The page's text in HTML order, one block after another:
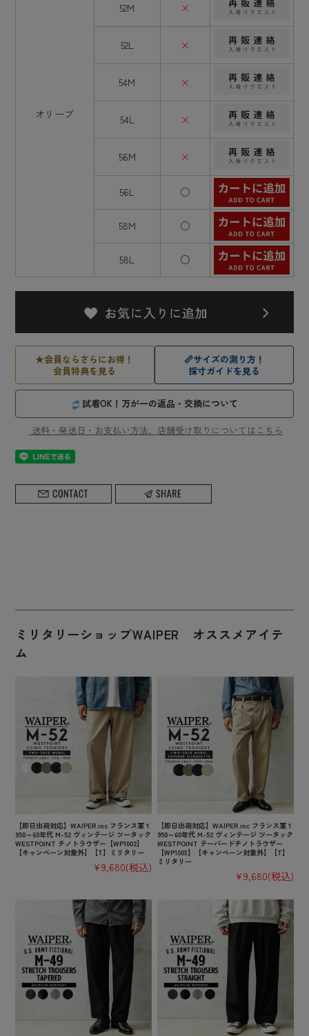
オリーブ
52M ×
52L ×
54M ×
54L ×
56M ×
56L ○
58M ○
58L ○
★会員ならさらにお得！
会員特典を見る
📏サイズの測り方！
採寸ガイドを見る
試着OK！万が一の返品・交換について
送料・発送日・お支払い方法、店舗受け取りについてはこちら
ミリタリーショップWAIPER オススメアイテ
ム
【即日出荷対応】WAIPER.inc フランス軍 1
950～60年代 M-52 ヴィンテージ ツータック
WESTPOINT チノトラウザー【WP1002】
【キャンペーン対象外】【T】ミリタリー
¥9,680(税込)
【即日出荷対応】WAIPER.inc フランス軍 1
950～60年代 M-52 ヴィンテージ ツータック
WESTPOINT テーパードチノトラウザー
【WP1003】【キャンペーン対象外】【T】
ミリタリー
¥9,680(税込)